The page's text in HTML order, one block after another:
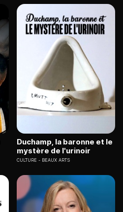
Duchamp, la baronne et le
mystère de l'urinoir
CULTURE BEAUX ARTS